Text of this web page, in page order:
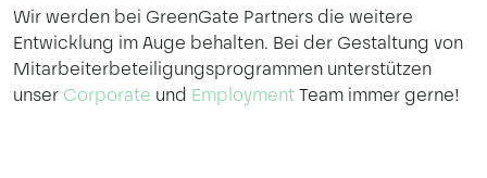
Wir werden bei GreenGate Partners die weitere
Entwicklung im Auge behalten. Bei der Gestaltung von
Mitarbeiterbeteiligungsprogrammen unterstützen
unser Corporate und EmploymentTeam immer gerne!